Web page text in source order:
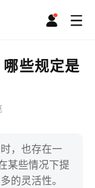
些规定是
，也存在一
某些情况下提
的灵活性。